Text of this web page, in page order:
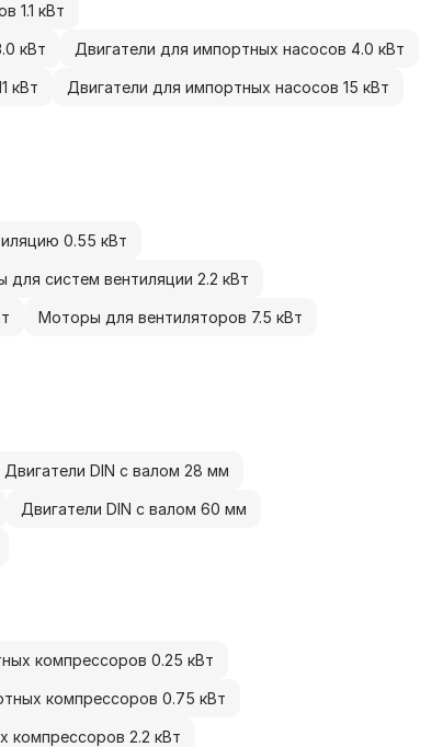
1.1 кВт
кВт Двигатели для импортных насосов 4.0 кВт
кВт Двигатели для импортных насосов 15 кВт
0.55 кВт
для систем вентиляции 2.2 кВт
Моторы для вентиляторов 7.5 кВт
Двигатели DIN с валом 28 мм
Двигатели DIN с валом 60 мм
компрессоров 0.25 кВт
компрессоров 0.75 кВт
компрессоров 2.2 кВт